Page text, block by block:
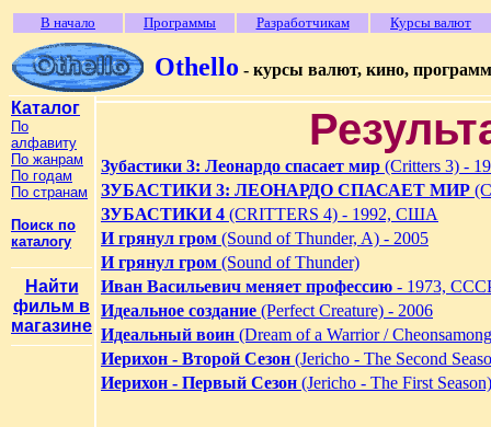
В начало Программы Разработчикам Курсы валют
Othello - курсы валют, кино,
Каталог
По
алфавиту
По жанрам
По годам
По странам
Поиск по
каталогу
Найти
фильм в
магазине
Зубастики 3: Леонардо спасает мир (Critters 3) -
ЗУБАСТИКИ 3: ЛЕОНАРДО СПАСАЕТ МИР
ЗУБАСТИКИ 4 (CRITTERS 4) - 1992, США
И грянул гром (Sound of Thunder, A) - 2005
И грянул гром (Sound of Thunder)
Иван Васильевич меняет профессию - 1973,
Идеальное создание (Perfect Creature) - 2006
Идеальный воин (Dream of a Warrior /
Иерихон - Второй Сезон (Jericho - The Second
Иерихон - Первый Сезон (Jericho - The First